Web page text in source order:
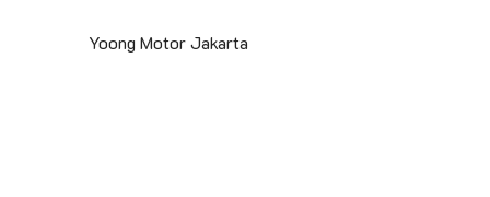
Yoong Motor Jakarta